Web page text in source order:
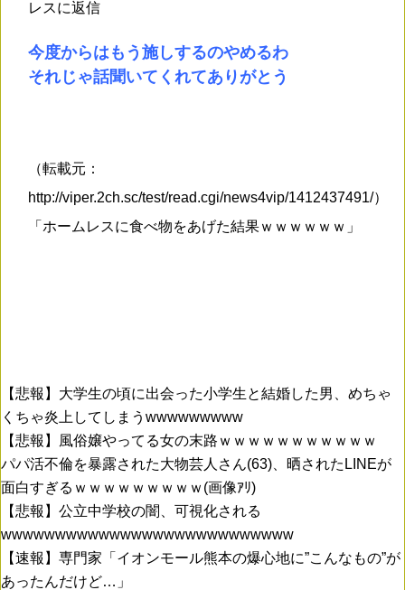
レスに返信
今度からはもう施しするのやめるわ
それじゃ話聞いてくれてありがとう
（転載元：
http://viper.2ch.sc/test/read.cgi/news4vip/1412437491/）
「ホームレスに食べ物をあげた結果ｗｗｗｗｗｗ」
【悲報】大学生の頃に出会った小学生と結婚した男、めちゃ
くちゃ炎上してしまうwwwwwwwww
【悲報】風俗嬢やってる女の末路ｗｗｗｗｗｗｗｗｗｗｗ
パパ活不倫を暴露された大物芸人さん(63)、晒されたLINEが
面白すぎるｗｗｗｗｗｗｗｗｗ(画像ｱﾘ)
【悲報】公立中学校の闇、可視化される
wwwwwwwwwwwwwwwwwwwwwwwwwww
【速報】専門家「イオンモール熊本の爆心地に”こんなもの”が
あったんだけど…」